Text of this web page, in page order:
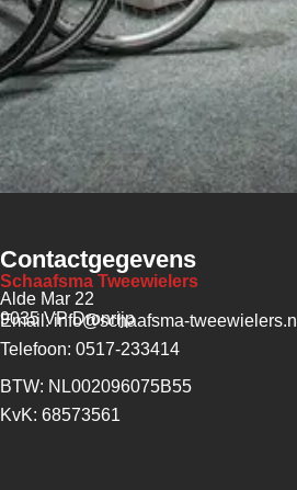
Contactgegevens
Schaafsma Tweewielers
Alde Mar 22
9035 VP Dronrijp
Email: info@schaafsma-tweewielers.nl
Telefoon: 0517-233414
BTW: NL002096075B55
KvK: 68573561